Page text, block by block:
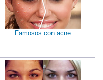
Famosos con acne